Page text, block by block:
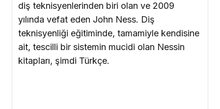
diş teknisyenlerinden biri olan ve 2009
yılında vefat eden John Ness. Diş
teknisyenliği eğitiminde, tamamiyle kendisine
ait, tescilli bir sistemin mucidi olan Nessin
kitapları, şimdi Türkçe.